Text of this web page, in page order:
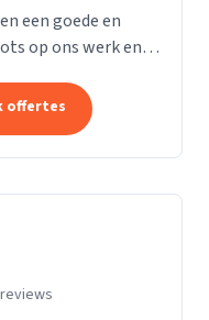
een goede en
op ons werk en
belangrijk,...
offertes